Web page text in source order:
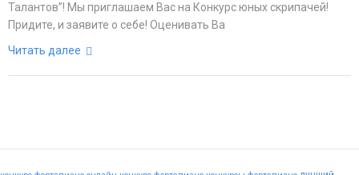
Талантов”! Мы приглашаем Вас на Конкурс юных скрипачей!
Придите, и заявите о себе! Оценивать Ва
Читать далее